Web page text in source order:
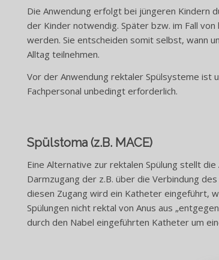
Die Anwendung erfolgt bei jüngeren Kindern
der Kinder notwendig. Später bzw. im Fall
werden. Sie entscheiden somit selbst, wann
Alltag teilnehmen.
Vor der Anwendung rektaler Spülsysteme ist
Fachpersonal unbedingt erforderlich.
Spülstoma(z.B. MACE)
Eine Alternative zur rektalen Spülung stellt
Darmzugang der z.B. über die Verbindung
diesen Zugang wird ein Katheter eingeführt,
Spülungen nicht rektal von Anus aus
durch den Nabel eingeführten Katheter um